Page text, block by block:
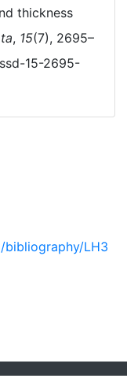
thickness
, 15(7), 2695–
15-2695-
LH3